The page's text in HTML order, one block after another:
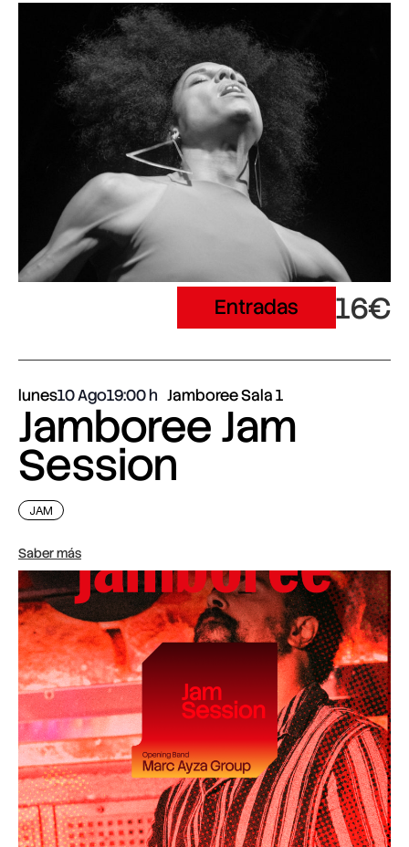
Entradas 16€
lunes10 Ago19:00 Jamboree Sala 1
Jamboree Jam
Session
JAM
Saber más